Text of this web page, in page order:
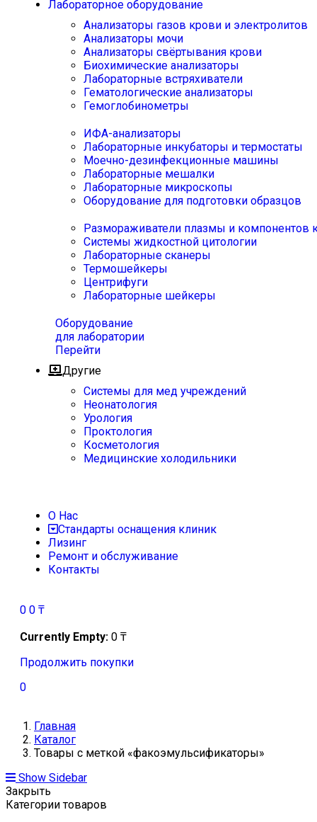
Лабораторное оборудование
Анализаторы газов крови и электролитов
Анализаторы мочи
Анализаторы свёртывания крови
Биохимические анализаторы
Лабораторные встряхиватели
Гематологические анализаторы
Гемоглобинометры
ИФА-анализаторы
Лабораторные инкубаторы и термостаты
Моечно-дезинфекционные машины
Лабораторные мешалки
Лабораторные микроскопы
Оборудование для подготовки образцов
Размораживатели плазмы и компонентов
Системы жидкостной цитологии
Лабораторные сканеры
Термошейкеры
Центрифуги
Лабораторные шейкеры
Оборудование
для лаборатории
Перейти
Другие
Системы для мед учреждений
Неонатология
Урология
Проктология
Косметология
Медицинские холодильники
О Нас
Стандарты оснащения клиник
Лизинг
Ремонт и обслуживание
Контакты
0 0 ₸
Currently Empty: 0 ₸
Продолжить покупки
0
Главная
Каталог
Товары с меткой «факоэмульсификаторы»
Show Sidebar
Закрыть
Категории товаров